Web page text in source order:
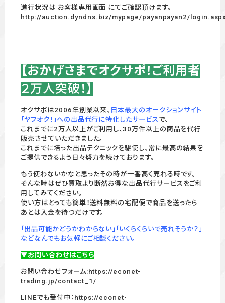
進行状況は お客様専用画面 にてご確認頂けます。
http://auction.dyndns.biz/mypage/payanpayan2/
【おかげさまでオクサポ！ご利用者
２万人突破 ！】
オクサポは2006年創業以来、 日本最大のオークションサイト
「ヤフオク！」への出品代行に特化したサービス で、
これまでに2万人以上がご利用し、30万件以上の商品を代行
販売させていただきました。
これまでに培った出品テクニックを駆使し、常に最高の結果を
ご提供できるよう日々努力を続けております。
もう使わないかなと思ったその時が一番高く売れる時です。
そんな時はぜひ買取より断然お得な出品代行サービスをご利
用してみてください。
使い方はとっても簡単！送料無料の宅配便で商品を送ったら
あとは入金を待つだけです。
「出品可能かどうかわからない」「いくらくらいで売れそうか？」
などなんでもお気軽にご相談ください。
▼お問い合わせはこちら
お問い合わせフォーム: https://econet-
trading.jp/contact_1/
LINEでも受付中： https://econet-